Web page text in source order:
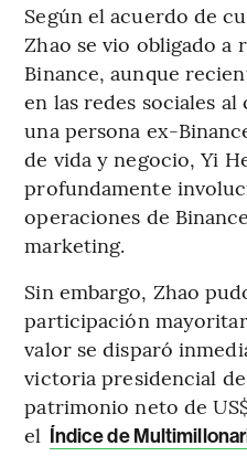
Según el acuerdo de
Zhao se vio obligado a
Binance, aunque
en las redes sociales
una persona ex-
de vida y negocio, Yi
profundamente
operaciones de
marketing.
Sin embargo, Zhao
participación
valor se disparó
victoria presidencial
patrimonio neto de
el Índice de